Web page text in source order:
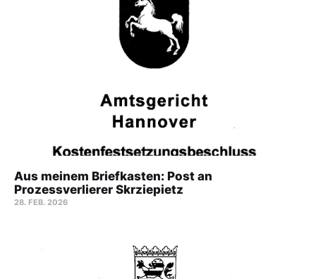
Aus meinem Briefkasten: Post an
Prozessverlierer Skrziepietz
28. FEB. 2026